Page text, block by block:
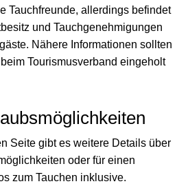
Tauchfreunde, allerdings befindet
und Tauchgenehmigungen
Nähere Informationen sollten
Tourismusverband eingeholt
Seite gibt es weitere Details über
oder für einen
zum Tauchen inklusive.